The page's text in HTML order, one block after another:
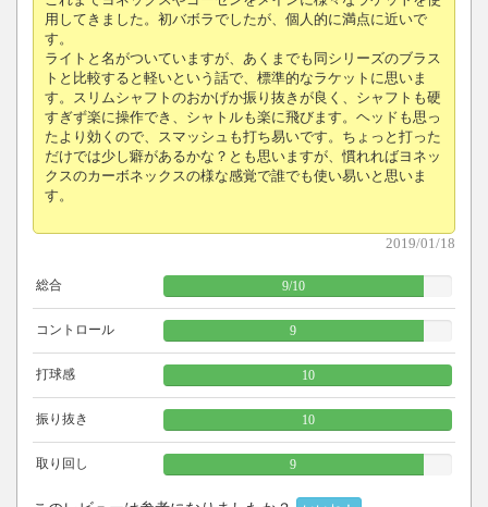
用してきました。初バボラでしたが、個人的に満点に近いで
す。
ライトと名がついていますが、あくまでも同シリーズのブラス
トと比較すると軽いという話で、標準的なラケットに思いま
す。スリムシャフトのおかげか振り抜きが良く、シャフトも硬
すぎず楽に操作でき、シャトルも楽に飛びます。ヘッドも思っ
たより効くので、スマッシュも打ち易いです。ちょっと打った
だけでは少し癖があるかな？とも思いますが、慣れればヨネッ
クスのカーボネックスの様な感覚で誰でも使い易いと思いま
す。
2019/01/18
総合 9/10
コントロール 9
打球感 10
振り抜き 10
取り回し 9